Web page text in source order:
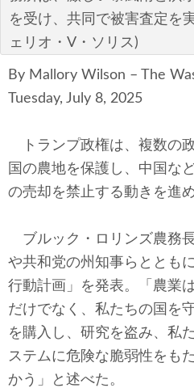
サイバーセキュリティ
航空宇宙・防衛
コメンタリー
社説
ビル・ガーツ
東アジア
東京発
を受け、共同で被害査定を
ェリオ・V・ソリス)
By Mallory Wilson – The
Tuesday, July 8, 2025
トランプ政権は、複数の
国の農地を保護し、中国な
の売却を禁止する動きを進
ブルック・ロリンズ農務
や共和党の州知事らととも
行動計画」を発表。「農業
だけでなく、私たちの国を
を購入し、研究を盗み、私
ステムに危険な脆弱性をも
かう」と述べた。